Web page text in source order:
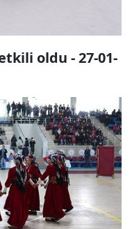
oldu - 27-01-